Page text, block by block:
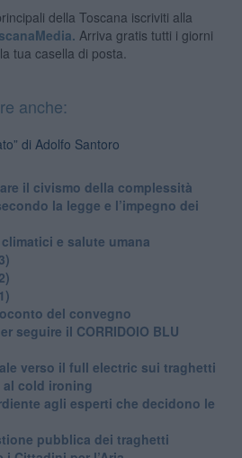
della Toscana iscriviti alla
Arriva gratis tutti i giorni
tua casella di posta.
anche:
di Adolfo Santoro
il civismo della complessità
la legge e l’impegno dei
e salute umana
del convegno
seguire il CORRIDOIO BLU
verso il full electric sui traghetti
al cold ironing
agli esperti che decidono le
pubblica dei traghetti​